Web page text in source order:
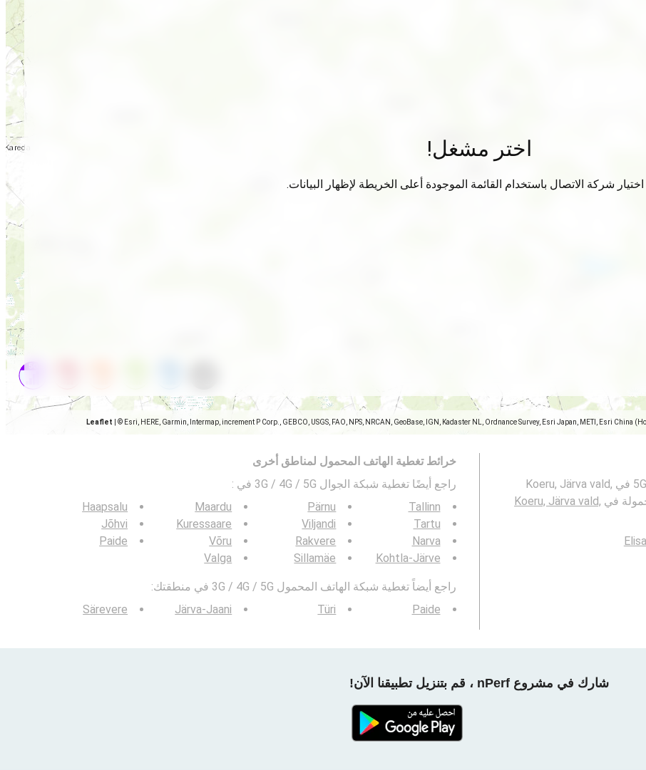
Leaflet © Esri, HERE, Garmin, Intermap, increment P Corp., GEBCO, USGS, FAO, NPS, NRCAN, GeoBase, IGN, Kadaster NL, Ordnance Survey, Esri Japan, METI, Esri China
اختر مشغل!
شركة الاتصال باستخدام القائمة الموجودة أعلى الخريطة لإظهار البيانات.
تمثل هذه الخريطة تغطية شبكات الجوال 2G و 3G و 4G و 5G في Koeru, Järva vald,
Koeru, Järva vald,
خرائط تغطية الهاتف المحمول لمناطق أخرى
راجع أيضًا تغطية شبكة الجوال 3G / 4G / 5G في
:
Tallinn
Tartu
Narva
Kohtla-Järve
Pärnu
Viljandi
Rakvere
Sillamäe
Maardu
Kuressaare
Võru
Valga
Haapsalu
Jõhvi
Paide
راجع أيضاً تغطية شبكة الهاتف المحمول 3G / 4G / 5G في منطقتك:
Paide
Türi
Järva-Jaani
Särevere
شارك في مشروع nPerf ، قم بتنزيل تطبيقنا الآن!